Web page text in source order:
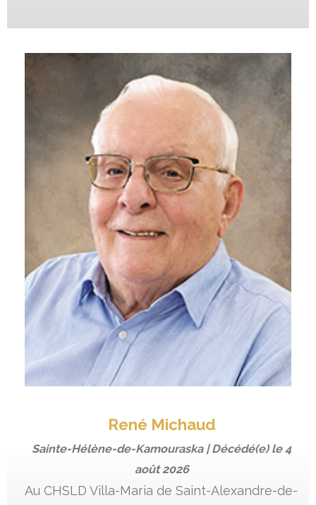
René Michaud
Sainte-Hélène-de-Kamouraska | Décédé(e) le4
août 2026
Au CHSLD Villa-Maria de Saint-Alexandre-de-